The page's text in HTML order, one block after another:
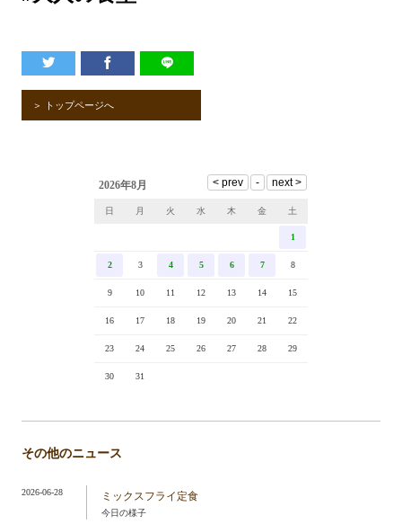
＞ トップページへ
2026年8月
日 月 火 水 木 金 土
1
2 3 4 5 6 7 8
9 10 11 12 13 14 15
16 17 18 19 20 21 22
23 24 25 26 27 28 29
30 31
その他のニュース
2026-06-28 ミックスフライ定食
今日の様子